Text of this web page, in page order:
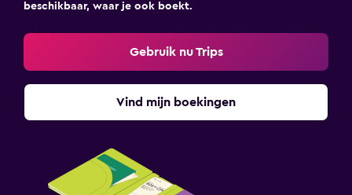
beschikbaar, waar je ook boekt.
Gebruik nu Trips
Vind mijn boekingen